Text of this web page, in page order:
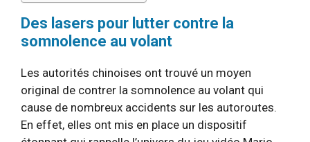
Des lasers pour lutter contre la
somnolence au volant
Les autorités chinoises ont trouvé un moyen
original de contrer la somnolence au volant qui
cause de nombreux accidents sur les autoroutes.
En effet, elles ont mis en place un dispositif